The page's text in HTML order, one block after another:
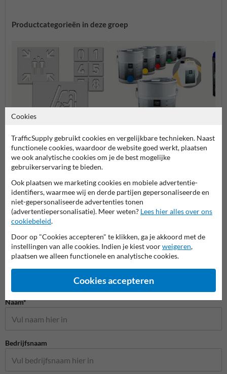
Productcategorieën in deze groep
Sjablonen wegmarkering Wegenverf
Wegmarkering doe-het-zelf
Stel je vraag aan Wegmarkering.nl
Naam*
Bedrijfsnaam
Cookies
TrafficSupply gebruikt cookies en vergelijkbare technieken. Naast
functionele cookies, waardoor de website goed werkt, plaatsen
we ook analytische cookies om je de best mogelijke
gebruikerservaring te bieden.
Ook plaatsen we marketing cookies en mobiele advertentie-
identifiers, waarmee wij en derde partijen gepersonaliseerde en
niet-gepersonaliseerde advertenties tonen
(advertentiepersonalisatie). Meer weten? Lees hier alles over ons
cookiebeleid.
Door op "Cookies accepteren" te klikken, ga je akkoord met de
instellingen van alle cookies. Indien je kiest voorweigeren,
plaatsen we alleen functionele en analytische cookies.
Cookies accepteren